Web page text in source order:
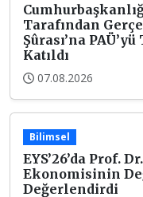
Tarafından
Şûrası’na
Katıldı
07.08.2026
Bilimsel
EYS’26’da Prof.
Ekonomisinin
Değerlendirdi